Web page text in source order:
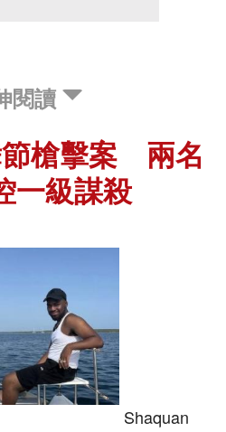
閱讀
槍擊案 兩名
一級謀殺
Shaquan